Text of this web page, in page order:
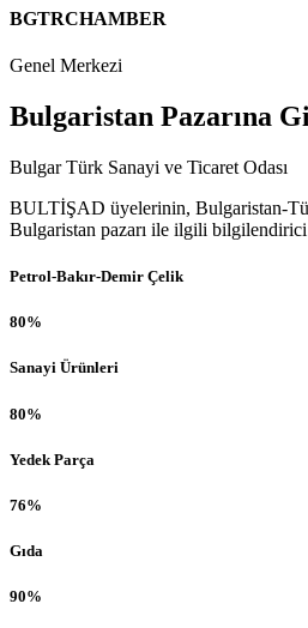
BGTRCHAMBER
Genel Merkezi
Bulgaristan Pazarına
Bulgar Türk Sanayi ve Ticaret Odası
BULTİŞAD üyelerinin, Bulgaristan-
Bulgaristan pazarı ile ilgili
Petrol-Bakır-Demir Çelik
80%
Sanayi Ürünleri
80%
Yedek Parça
76%
Gıda
90%